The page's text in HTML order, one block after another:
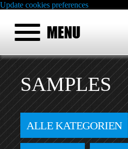
Update cookies preferences
SAMPLES
ALLE KATEGORIEN